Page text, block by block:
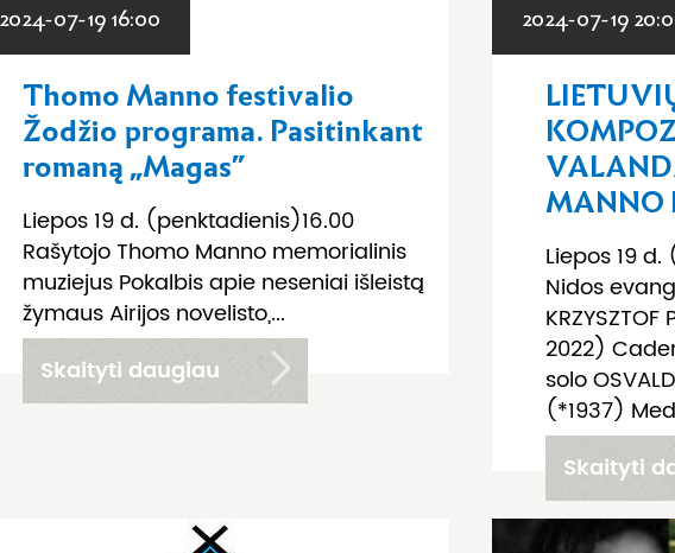
2024-07-19 16:00
Thomo Manno festivalio
Žodžio programa. Pasitinkant
romaną „Magas”
Liepos 19 d. (penktadienis)16.00
Rašytojo Thomo Manno memorialinis
muziejus Pokalbis apie neseniai išleistą
žymaus Airijos novelisto,...
Skaityti daugiau
2024-07-19
MANNO
Liepos 19
Nidos
KRZYSZTOF
2022)
solo
(*1937)
Skaityti